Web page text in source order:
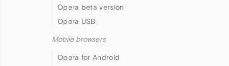
Opera beta version
Opera USB
Mobile browsers
Opera for Android